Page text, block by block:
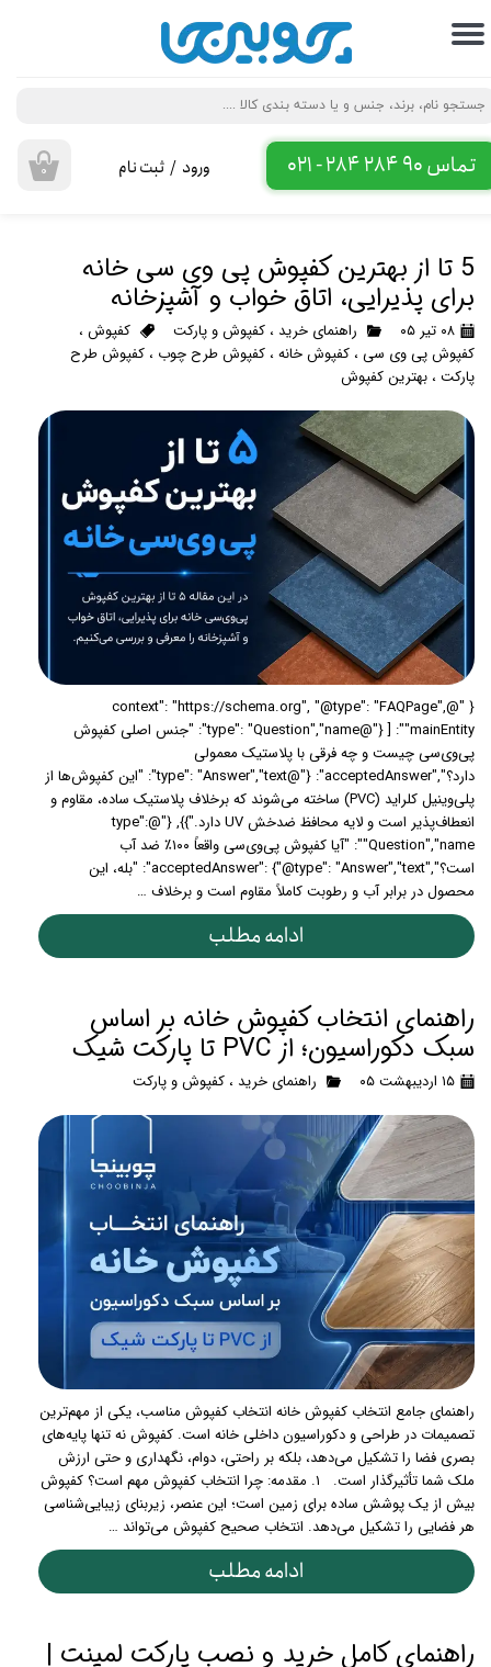
تماس 90 284 284 - 021 ۰ ورود / ثبت نام
حساب کاربری من
تغییر گذر واژه
سفارشات
خروج از حساب کاربری
5 تا از بهترین کفپوش پی وی سی خانه
برای پذیرایی، اتاق خواب و آشپزخانه
۰۸ تیر ۰۵ راهنمای خرید ، کفپوش و پارکت کفپوش،
کفپوش پی وی سی، کفپوش خانه، کفپوش طرح چوب ، کفپوش طرح
پارکت، بهترین کفپوش
{ "@context": "https://schema.org", "@type": "FAQPage",
"mainEntity": [ {"@type": "Question","name": "جنس اصلی کفپوش
پی‌وی‌سی چیست و چه فرقی با پلاستیک معمولی
دارد؟","acceptedAnswer": {"@type": "Answer","text": "این کفپوش‌ها از
پلی‌وینیل کلراید (PVC) ساخته می‌شوند که برخلاف پلاستیک ساده، مقاوم و
انعطاف‌پذیر است و لایه محافظ ضدخش UV دارد."}}, {"@type":
"Question","name": "آیا کفپوش پی‌وی‌سی واقعاً ۱۰۰٪ ضد آب
است؟","acceptedAnswer": {"@type": "Answer","text": "بله، این
محصول در برابر آب و رطوبت کاملاً مقاوم است و برخلاف …
ادامه مطلب
راهنمای انتخاب کفپوش خانه بر اساس
سبک دکوراسیون؛ از PVC تا پارکت شیک
۱۵ اردیبهشت ۰۵ راهنمای خرید ، کفپوش و پارکت
راهنمای جامع انتخاب کفپوش خانه انتخاب کفپوش مناسب، یکی از مهم‌ترین
تصمیمات در طراحی و دکوراسیون داخلی خانه است. کفپوش نه تنها پایه‌های
بصری فضا را تشکیل می‌دهد، بلکه بر راحتی، دوام، نگهداری و حتی ارزش
ملک شما تأثیرگذار است. ۱. مقدمه: چرا انتخاب کفپوش مهم است؟ کفپوش
بیش از یک پوشش ساده برای زمین است؛ این عنصر، زیربنای زیبایی‌شناسی
هر فضایی را تشکیل می‌دهد. انتخاب صحیح کفپوش می‌تواند …
ادامه مطلب
راهنمای کامل خرید و نصب پارکت لمینت |